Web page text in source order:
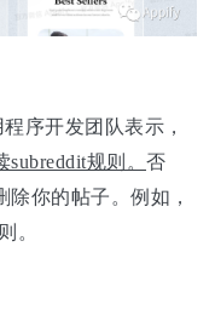
序开发团队表示，
规则。 否
你的帖子。例如，
。